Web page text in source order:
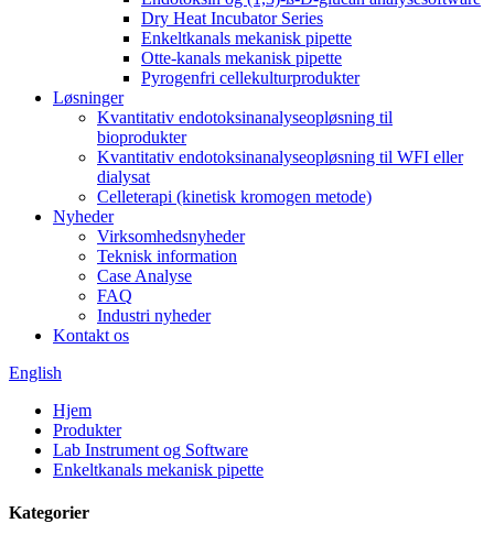
Dry Heat Incubator Series
Enkeltkanals mekanisk pipette
Otte-kanals mekanisk pipette
Pyrogenfri cellekulturprodukter
Løsninger
Kvantitativ endotoksinanalyseopløsning til
bioprodukter
Kvantitativ endotoksinanalyseopløsning til WFI eller
dialysat
Celleterapi (kinetisk kromogen metode)
Nyheder
Virksomhedsnyheder
Teknisk information
Case Analyse
FAQ
Industri nyheder
Kontakt os
English
Hjem
Produkter
Lab Instrument og Software
Enkeltkanals mekanisk pipette
Kategorier